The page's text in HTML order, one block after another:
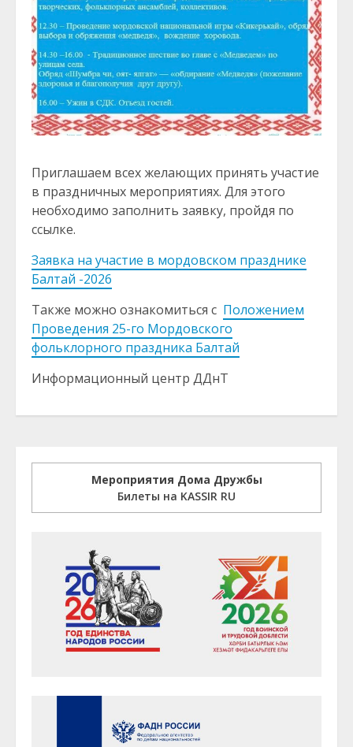
Приглашаем всех желающих принять участие
в праздничных мероприятиях. Для этого
необходимо заполнить заявку, пройдя по
ссылке.
Заявка на участие в мордовском празднике
Балтай -2026
Также можно ознакомиться с Положением
Проведения 25-го Мордовского
фольклорного праздника Балтай
Информационный центр ДДнТ
Мероприятия Дома Дружбы
Билеты на KASSIR RU